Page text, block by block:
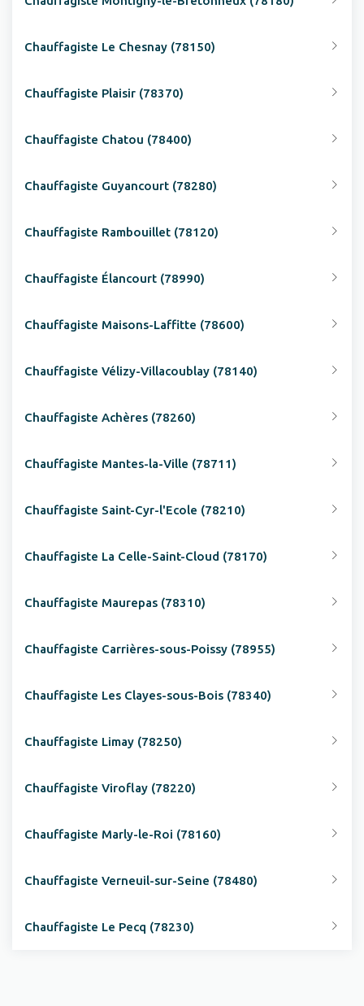
Chauffagiste Le Chesnay (78150)
Chauffagiste Plaisir (78370)
Chauffagiste Chatou (78400)
Chauffagiste Guyancourt (78280)
Chauffagiste Rambouillet (78120)
Chauffagiste Élancourt (78990)
Chauffagiste Maisons-Laffitte (78600)
Chauffagiste Vélizy-Villacoublay (78140)
Chauffagiste Achères (78260)
Chauffagiste Mantes-la-Ville (78711)
Chauffagiste Saint-Cyr-l'Ecole (78210)
Chauffagiste La Celle-Saint-Cloud (78170)
Chauffagiste Maurepas (78310)
Chauffagiste Carrières-sous-Poissy (78955)
Chauffagiste Les Clayes-sous-Bois (78340)
Chauffagiste Limay (78250)
Chauffagiste Viroflay (78220)
Chauffagiste Marly-le-Roi (78160)
Chauffagiste Verneuil-sur-Seine (78480)
Chauffagiste Le Pecq (78230)